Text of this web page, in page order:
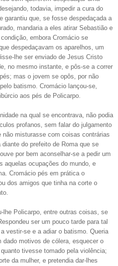
todavia, impedir a cura do
garantiu que, se fosse despedaçada a
mandaria a eles atirar Sebastião e
embora Cromácio se
despedaçavam os aparelhos, um
lhe ser enviado de Jesus Cristo
no mesmo instante, e pôs-se a correr
mas o jovem se opôs, por não
batismo. Cromácio lançou-se,
aos pés de Policarpo.
na qual se encontrava, não podia
profanos, sem falar do julgamento
misturasse com coisas contrárias
do prefeito de Roma que se
por bem aconselhar-se a pedir um
aquelas ocupações do mundo, e
Cromácio pés em prática o
dos amigos que tinha na corte o
lhe Policarpo, entre outras coisas, se
ser um pouco tarde para tal
vestir-se e a adiar o batismo. Queria
dado motivos de cólera, esquecer o
tivesse tomado pela violência;
da mulher, e pretendia dar-lhes